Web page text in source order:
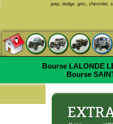
jeep, dodge, gmc, chevrolet,
Bourse LALONDE
Bourse
E-mail :
Commentaire (Max 500
Saisir le code suivant :
:NEUFPièce neuve de fabrication
clients ont aussi